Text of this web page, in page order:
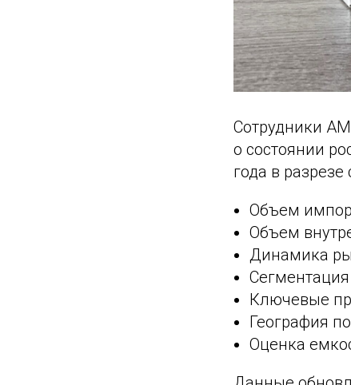
Сотрудники
о состоянии
года в
Объем
Объем
Динамика
Ключевые
География
Оценка